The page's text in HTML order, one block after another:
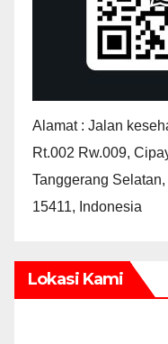
Alamat : Jalan
Rt.002 Rw.009,
Tanggerang
15411, Indonesia
Lokasi Kami